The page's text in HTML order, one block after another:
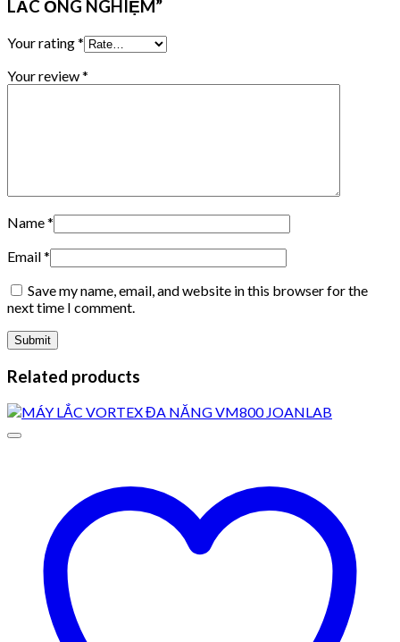
LẮC ỐNG NGHIỆM”
Your rating*
Your review*
Name*
Email*
Save my name, email, and website in this browser for the
next time I comment.
Related products